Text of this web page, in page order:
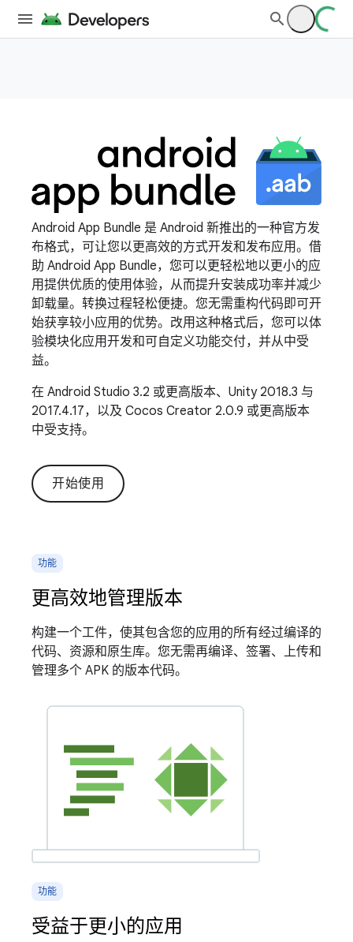
Android App Bundle 是 Android 新推出的一种官方发
布格式，可让您以更高效的方式开发和发布应用。借
助 Android App Bundle，您可以更轻松地以更小的应
用提供优质的使用体验，从而提升安装成功率并减少
卸载量。转换过程轻松便捷。您无需重构代码即可开
始获享较小应用的优势。改用这种格式后，您可以体
验模块化应用开发和可自定义功能交付，并从中受
益。
在 Android Studio 3.2 或更高版本、Unity 2018.3 与
2017.4.17，以及 Cocos Creator 2.0.9 或更高版本
中受支持。
开始使用
功能
更高效地管理版本
构建一个工件，使其包含您的应用的所有经过编译的
代码、资源和原生库。您无需再编译、签署、上传和
管理多个 APK 的版本代码。
功能
受益于更小的应用